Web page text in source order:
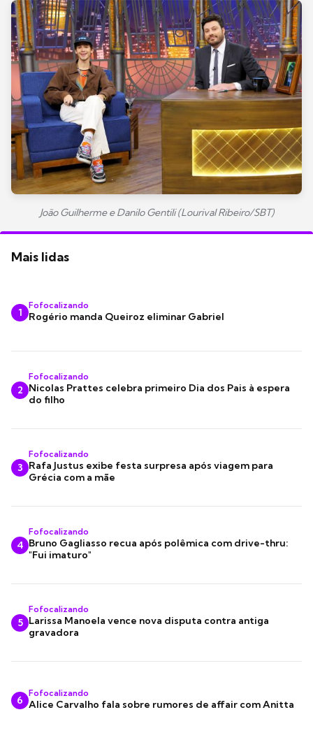
João Guilherme e Danilo Gentili (Lourival Ribeiro/SBT)
Mais lidas
1
Fofocalizando
Rogério manda Queiroz eliminar Gabriel
2
Fofocalizando
Nicolas Prattes celebra primeiro Dia dos Pais à espera
do filho
3
Fofocalizando
Rafa Justus exibe festa surpresa após viagem para
Grécia com a mãe
4
Fofocalizando
Bruno Gagliasso recua após polêmica com drive-thru:
"Fui imaturo"
5
Fofocalizando
Larissa Manoela vence nova disputa contra antiga
gravadora
6
Fofocalizando
Alice Carvalho fala sobre rumores de affair com Anitta